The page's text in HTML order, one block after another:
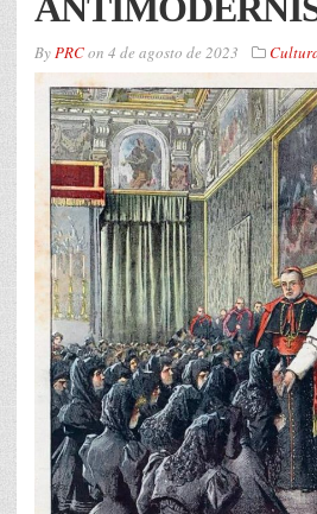
ByPRCon 4 de agosto de 2023